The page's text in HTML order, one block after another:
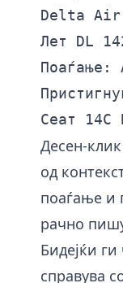
Delta Air
Лет DL
Поаѓање:
Десен-
од
поаѓање и
рачно
Бидејќи
справува